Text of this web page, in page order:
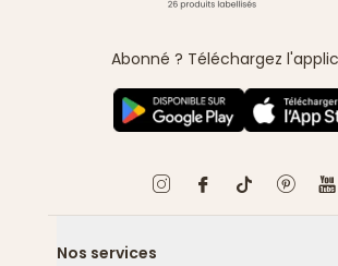
Abonné ? Téléchargez
Nos services